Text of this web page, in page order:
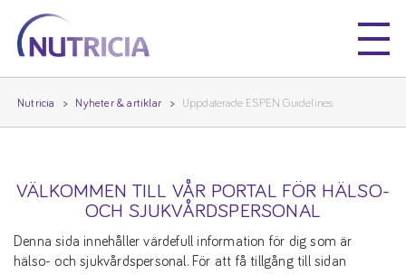
Nutricia
Nutricia
Nutricia Nyheter & artiklar Uppdaterade ESPEN Guidelines
VÄLKOMMEN TILL VÅR PORTAL FÖR HÄLSO-
OCH SJUKVÅRDSPERSONAL
Denna sida innehåller värdefull information för dig som är
hälso- och sjukvårdspersonal. För att få tillgång till sidan